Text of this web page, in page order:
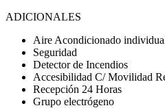
ADICIONALES
Aire Acondicionado
Seguridad
Detector de Incendios
Accesibilidad C/ Movilidad
Recepción 24 Horas
Grupo electrógeno